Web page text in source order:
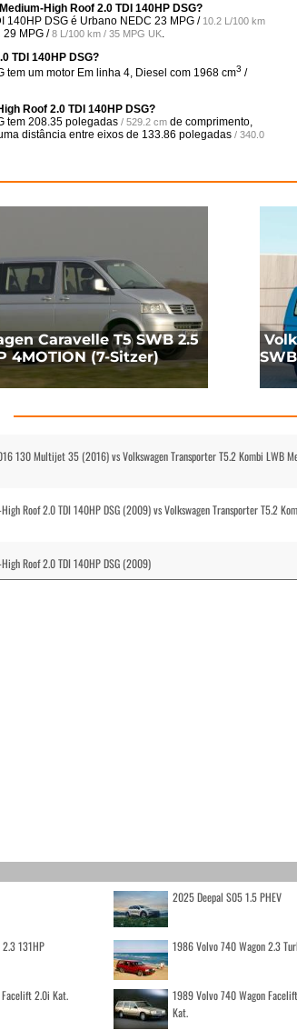
High Roof 2.0 TDI 140HP DSG?
140HP DSG é Urbano NEDC 23 MPG / 10.2 L/100 km
29 MPG /8 L/100 km / 35 MPG UK
TDI 140HP DSG?
tem um motor Em linha 4, Diesel com 1968 cm3 /
Roof 2.0 TDI 140HP DSG?
tem 208.35 polegadas / 529.2 cm de comprimento,
distância entre eixos de 133.86 polegadas / 340.0
Caravelle T5 SWB 2.5
4MOTION (7-Sitzer)
130 Multijet 35 (2016) vs Volkswagen Transporter T5.2 Kombi LWB
Roof 2.0 TDI 140HP DSG (2009) vs Volkswagen Transporter T5.2
Roof 2.0 TDI 140HP DSG (2009)
2025 Deepal S05 1.5 PHEV
131HP 1986 Volvo 740 Wagon 2.3
2.0i Kat.
1989 Volvo 740 Wagon
Kat.